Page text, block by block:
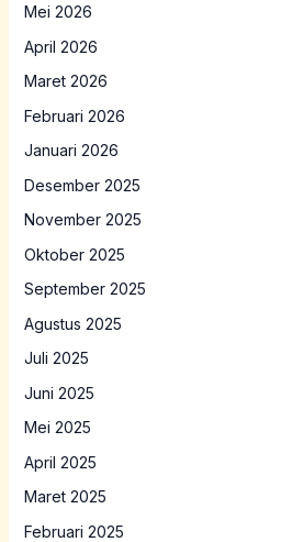
Mei 2026
April 2026
Maret 2026
Februari 2026
Januari 2026
Desember 2025
November 2025
Oktober 2025
September 2025
Agustus 2025
Juli 2025
Juni 2025
Mei 2025
April 2025
Maret 2025
Februari 2025